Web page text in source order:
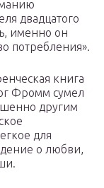
двадцатого
именно он
потребления».
книга
Фромм сумел
другим
для
о любви,